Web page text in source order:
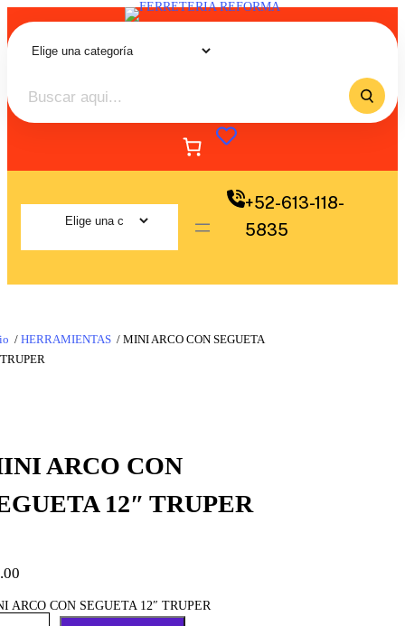
+52-613-118-
5835
/ HERRAMIENTAS / MINI ARCO CON SEGUETA
ARCO CON
12″ TRUPER
ARCO CON SEGUETA 12″ TRUPER